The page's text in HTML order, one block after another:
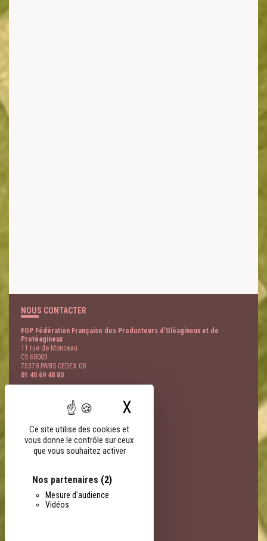
Ce site utilise des cookies et
vous donne le contrôle sur ceux
que vous souhaitez activer
Nos partenaires (2)
Mesure d'audience
Vidéos
X Masquer le
NOUS CONTACTER
FOP Fédération Française des Producteurs d’Oléagineux et de
Protéagineux
11 rue de Monceau
CS 60003
75378 PARIS CEDEX 08
01 40 69 48 80
LIENS PARTENAIRES
FNSEA
AGPM
Terres Univia
Terres Inovia